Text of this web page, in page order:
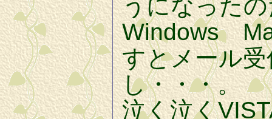
うになった
Windows
すとメール
し・・・。
泣く泣く